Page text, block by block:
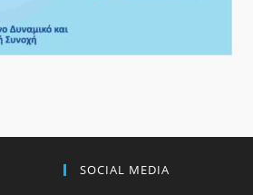
SOCIAL MEDIA